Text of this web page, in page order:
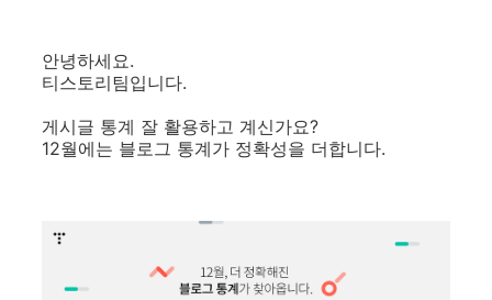
안녕하세요.
티스토리팀입니다.
게시글 통계 잘 활용하고 계신가요?
12월에는 블로그 통계가 정확성을 더합니다.